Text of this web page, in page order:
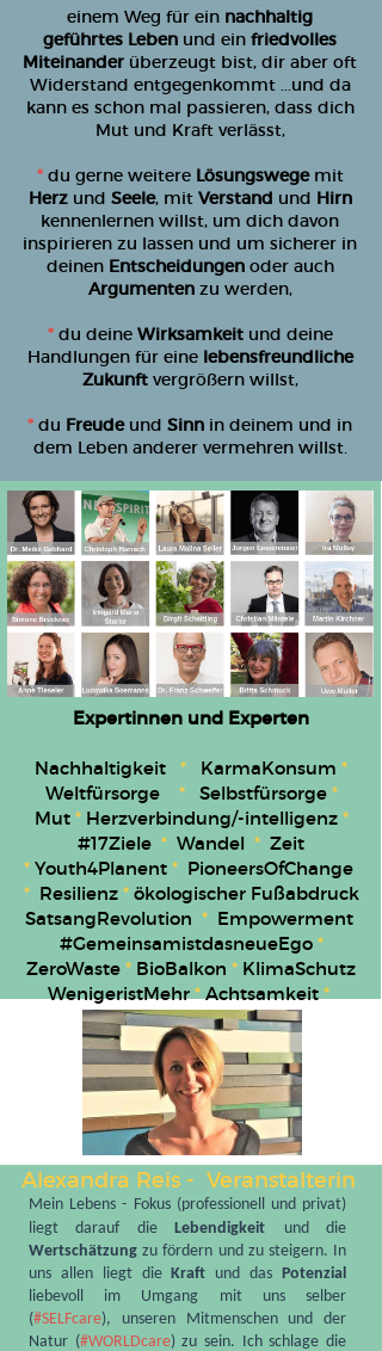
Expertinnen und Experten
Nachhaltigkeit * KarmaKonsum *
Weltfürsorge
* Selbstfürsorge *
Mut *Herzverbindung/-intelligenz *
#17Ziele * Wandel * Zeit
* Youth4Planent * PioneersOfChange
*Resilienz * ökologischer Fußabdruck
SatsangRevolution * Empowerment
#GemeinsamistdasneueEgo *
ZeroWaste * BioBalkon * KlimaSchutz
WenigeristMehr*Achtsamkeit*
Mein Lebens - Fokus (professionell und privat)
liegt darauf die
Lebendigkeit
und die
Wertschätzungzu fördern und zu steigern. In
uns allen liegt die Kraft und das
Potenzial
liebevoll im Umgang mit uns selber
(#SELFcare), unseren Mitmenschen und der
Natur (#WORLDcare) zu sein. Ich schlage die
Alexandra Reis - Veranstalterin
einem Weg für ein nachhaltig
geführtes Leben und ein friedvolles
Miteinander überzeugt bist, dir aber oft
Widerstand entgegenkommt ...und da
kann es schon mal passieren, dass dich
Mut und Kraft verlässt,
*du gerne weitere Lösungswege mit
Herzund Seele, mit Verstand und Hirn
kennenlernen willst, um dich davon
inspirieren zu lassen und um sicherer in
deinen Entscheidungen oder auch
Argumenten zu werden,
* du deine Wirksamkeitund deine
Handlungen für eine lebensfreundliche
Zukunft vergrößern willst,
* du Freudeund Sinn in deinem und in
dem Leben anderer vermehren willst.